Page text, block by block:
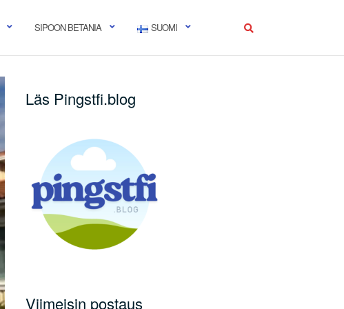
SIPOON BETANIA SUOMI
Läs Pingstfi.blog
Viimeisin postaus